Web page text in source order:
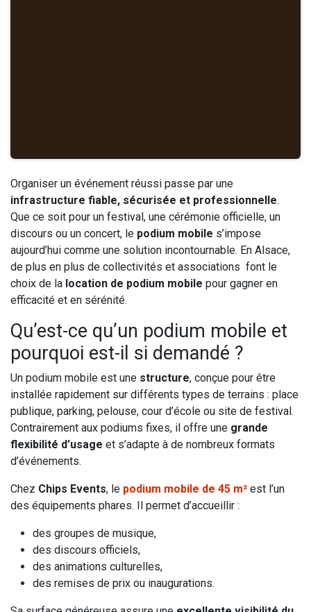
Organiser un événement réussi passe par une
infrastructure fiable, sécurisée et professionnelle.
Que ce soit pour un festival, une cérémonie officielle, un
discours ou un concert, le podium mobile s’impose
aujourd’hui comme une solution incontournable. En Alsace,
de plus en plus de collectivités et associations font le
choix de la location de podium mobile pour gagner en
efficacité et en sérénité.
Qu’est-ce qu’un podium mobile et
pourquoi est-il si demandé ?
Un podium mobile est une structure, conçue pour être
installée rapidement sur différents types de terrains : place
publique, parking, pelouse, cour d’école ou site de festival.
Contrairement aux podiums fixes, il offre une grande
flexibilité d’usage et s’adapte à de nombreux formats
d’événements.
Chez Chips Events, le podium mobile de 45 m² est l’un
des équipements phares. Il permet d’accueillir :
des groupes de musique,
des discours officiels,
des animations culturelles,
des remises de prix ou inaugurations.